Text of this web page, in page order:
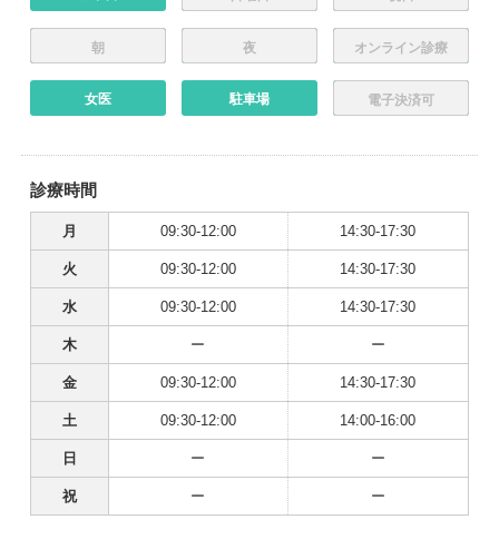
朝 夜 オンライン診療
女医 駐車場 電子決済可
診療時間
月 09:30-12:00 14:30-17:30
火 09:30-12:00 14:30-17:30
水 09:30-12:00 14:30-17:30
木 ー ー
金 09:30-12:00 14:30-17:30
土 09:30-12:00 14:00-16:00
日 ー ー
祝 ー ー